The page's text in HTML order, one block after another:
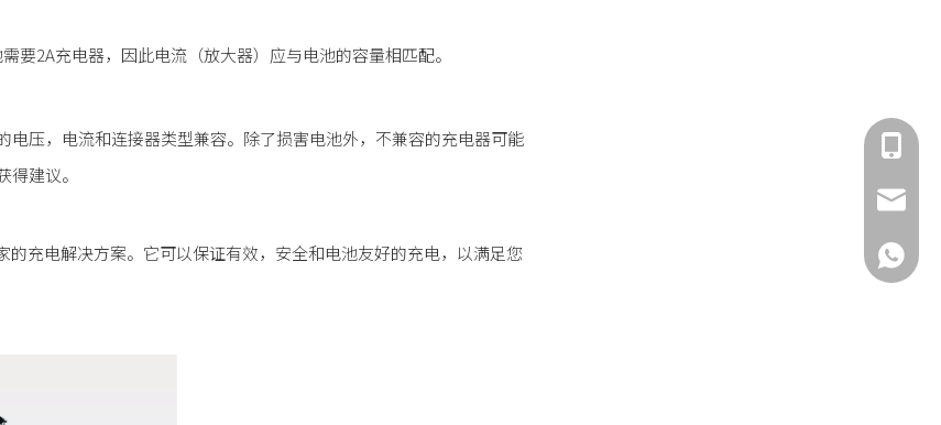
要2A充电器，因此电流（放大器）应与电池的容量相匹配。
压，电流和连接器类型兼容。除了损害电池外，不兼容的充电器可能
建议。
充电解决方案。它可以保证有效，安全和电池友好的充电，以满足您